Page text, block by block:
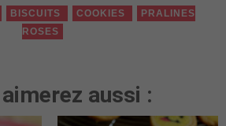
BISCUITS COOKIES
PRALINES
ROSES
aussi :